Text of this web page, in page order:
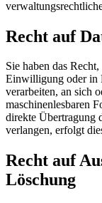
Recht auf
Sie haben das
Einwilligung oder in
verarbeiten, an sich
maschinenlesbaren
direkte Übertragung
verlangen, erfolgt
Recht auf
Löschung